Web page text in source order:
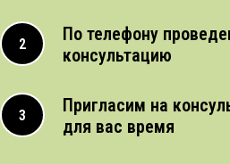
По телефону
консультацию
Пригласим на
для вас время